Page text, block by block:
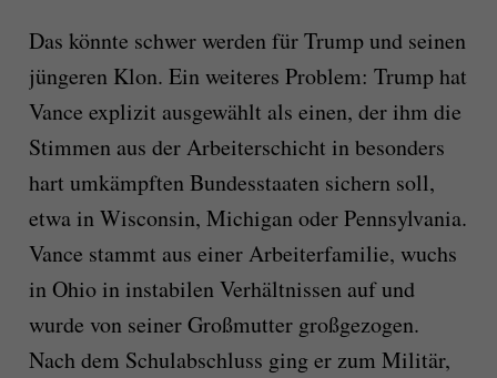
Das könnte schwer werden für Trump und seinen
jüngeren Klon. Ein weiteres Problem: Trump hat
Vance explizit ausgewählt als einen, der ihm die
Stimmen aus der Arbeiterschicht in besonders
hart umkämpften Bundesstaaten sichern soll,
etwa in Wisconsin, Michigan oder Pennsylvania.
Vance stammt aus einer Arbeiterfamilie, wuchs
in Ohio in instabilen Verhältnissen auf und
wurde von seiner Großmutter großgezogen.
Nach dem Schulabschluss ging er zum Militär,